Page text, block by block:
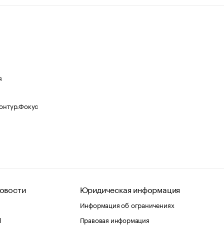
Юридическая информация
Информация об ограничениях
Правовая информация